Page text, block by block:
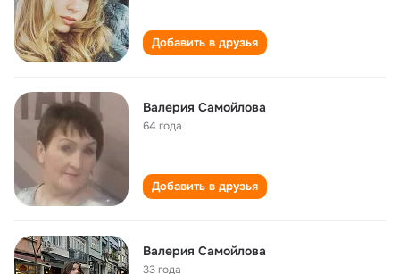
Добавить в друзья
Валерия Самойлова
64 года
Добавить в друзья
Валерия Самойлова
33 года